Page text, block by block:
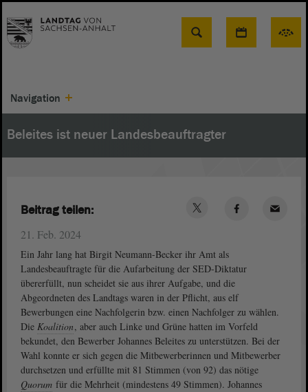
Suche
Navigation
Beleites ist neuer Landesbeauftragter
21. Feb. 2024
Ein Jahr lang hat Birgit Neumann-Becker ihr Amt als
Landesbeauftragte für die Aufarbeitung der SED-Diktatur
übererfüllt, nun scheidet sie aus ihrer Aufgabe, und die
Abgeordneten des Landtags waren in der Pflicht, aus elf
Bewerbungen eine Nachfolgerin bzw. einen Nachfolger zu wählen.
Die Koalition, aber auch Linke und Grüne hatten im Vorfeld
bekundet, den Bewerber Johannes Beleites zu unterstützen. Bei der
Wahl konnte er sich gegen die Mitbewerberinnen und Mitbewerber
durchsetzen und erfüllte mit 81 Stimmen (von 92) das nötige
Quorum für die Mehrheit (mindestens 49 Stimmen). Johannes
Beitrag teilen: